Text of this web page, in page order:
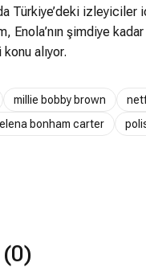
Türkiye’deki izleyiciler
şimdiye
alıyor.
millie bobby brown
bonham carter